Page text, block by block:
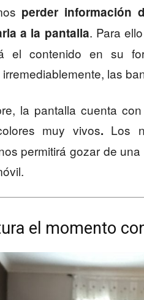
perder información
a la pantalla. Para
el contenido en su
las
la pantalla cuenta
muy vivos. Los
permitirá gozar de
el momento